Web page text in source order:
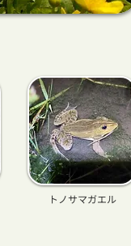
トノサマガエル